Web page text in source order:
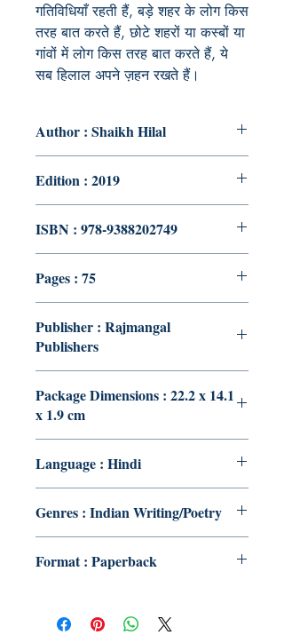
गतिविधियाँ रहती हैं, बड़े शहर के लोग किस
तरह बात करते हैं, छोटे शहरों या कस्बों या
गांवों में लोग किस तरह बात करते हैं, ये
सब हिलाल अपने ज़हन रखते हैं।
Author : Shaikh Hilal
Edition : 2019
ISBN : 978-9388202749
Pages : 75
Publisher : Rajmangal
Publishers
Package Dimensions : 22.2 x 14.1
x 1.9 cm
Language : Hindi
Genres : Indian Writing/Poetry
Format : Paperback